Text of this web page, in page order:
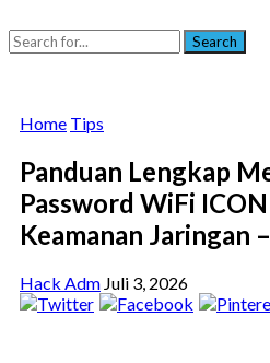
Search
Home Tips
Panduan Lengkap
Password WiFi
Keamanan Jaringan
Hack Adm Juli 3, 2026